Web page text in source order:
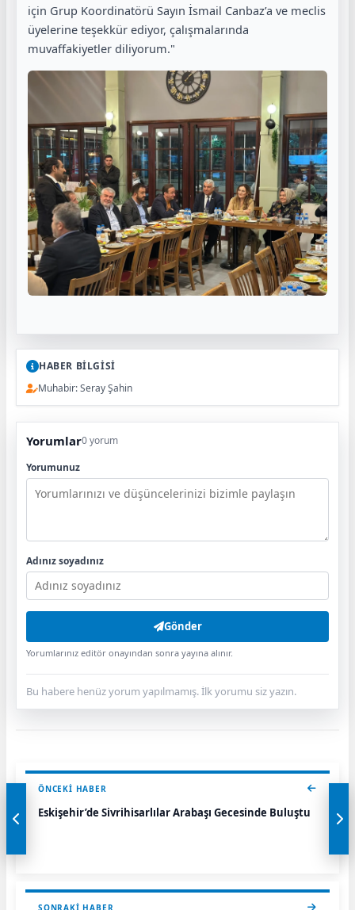
için Grup Koordinatörü Sayın İsmail Canbaz’a ve meclis
üyelerine teşekkür ediyor, çalışmalarında
muvaffakiyetler diliyorum."
HABER BİLGİSİ
Muhabir: Seray Şahin
Yorumlar0 yorum
Yorumunuz
Adınız soyadınız
Gönder
Yorumlarınız editör onayından sonra yayına alınır.
Bu habere henüz yorum yapılmamış. İlk yorumu siz yazın.
ÖNCEKI HABER
Eskişehir’de Sivrihisarlılar Arabaşı Gecesinde Buluştu
SONRAKI HABER